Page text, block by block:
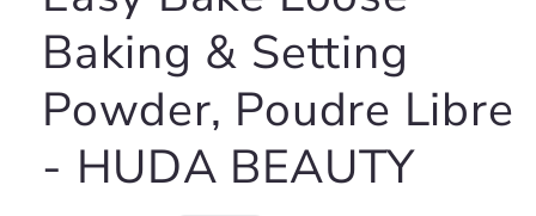
Baking & Setting
Powder, Poudre Libre
- HUDA BEAUTY